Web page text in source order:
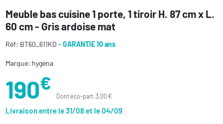
Meuble bas cuisine 1 porte, 1 tiroir H. 87 cm x L.
60 cm - Gris ardoise mat
Réf: BT60_611KD - GARANTIE 10 ans
Marque: hygena
190€
Dont éco-part. 3,00 €
Livraison entre le 31/08 et le 04/09